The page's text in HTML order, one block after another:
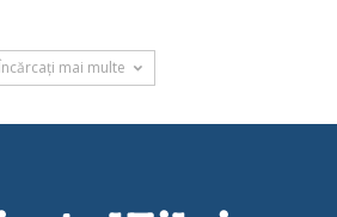
mai multe